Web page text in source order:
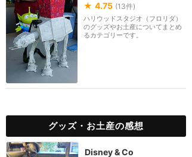
★ 4.75 (13件)
ハリウッドスタジオ（フロリダ）
のグッズやお土産についてまとめ
るカテゴリーです。
グッズ・お土産の感想
Disney & Co